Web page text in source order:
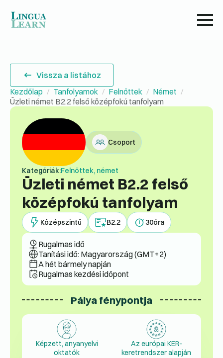
Vissza a listához
Kezdőlap
Tanfolyamok Felnőttek
Német
Üzleti német B2.2 felső középfokú tanfolyam
Csoport
Kategóriák:Felnőttek, német
Üzleti német B2.2 felső
középfokú tanfolyam
Középszintű B2.2 30óra
Rugalmas idő
Tanítási idő: Magyarország (GMT+2)
A hét bármely napján
Rugalmas kezdési időpont
Pálya fénypontja
Képzett, anyanyelvi
oktatók
Az európai KER-
keretrendszer alapján